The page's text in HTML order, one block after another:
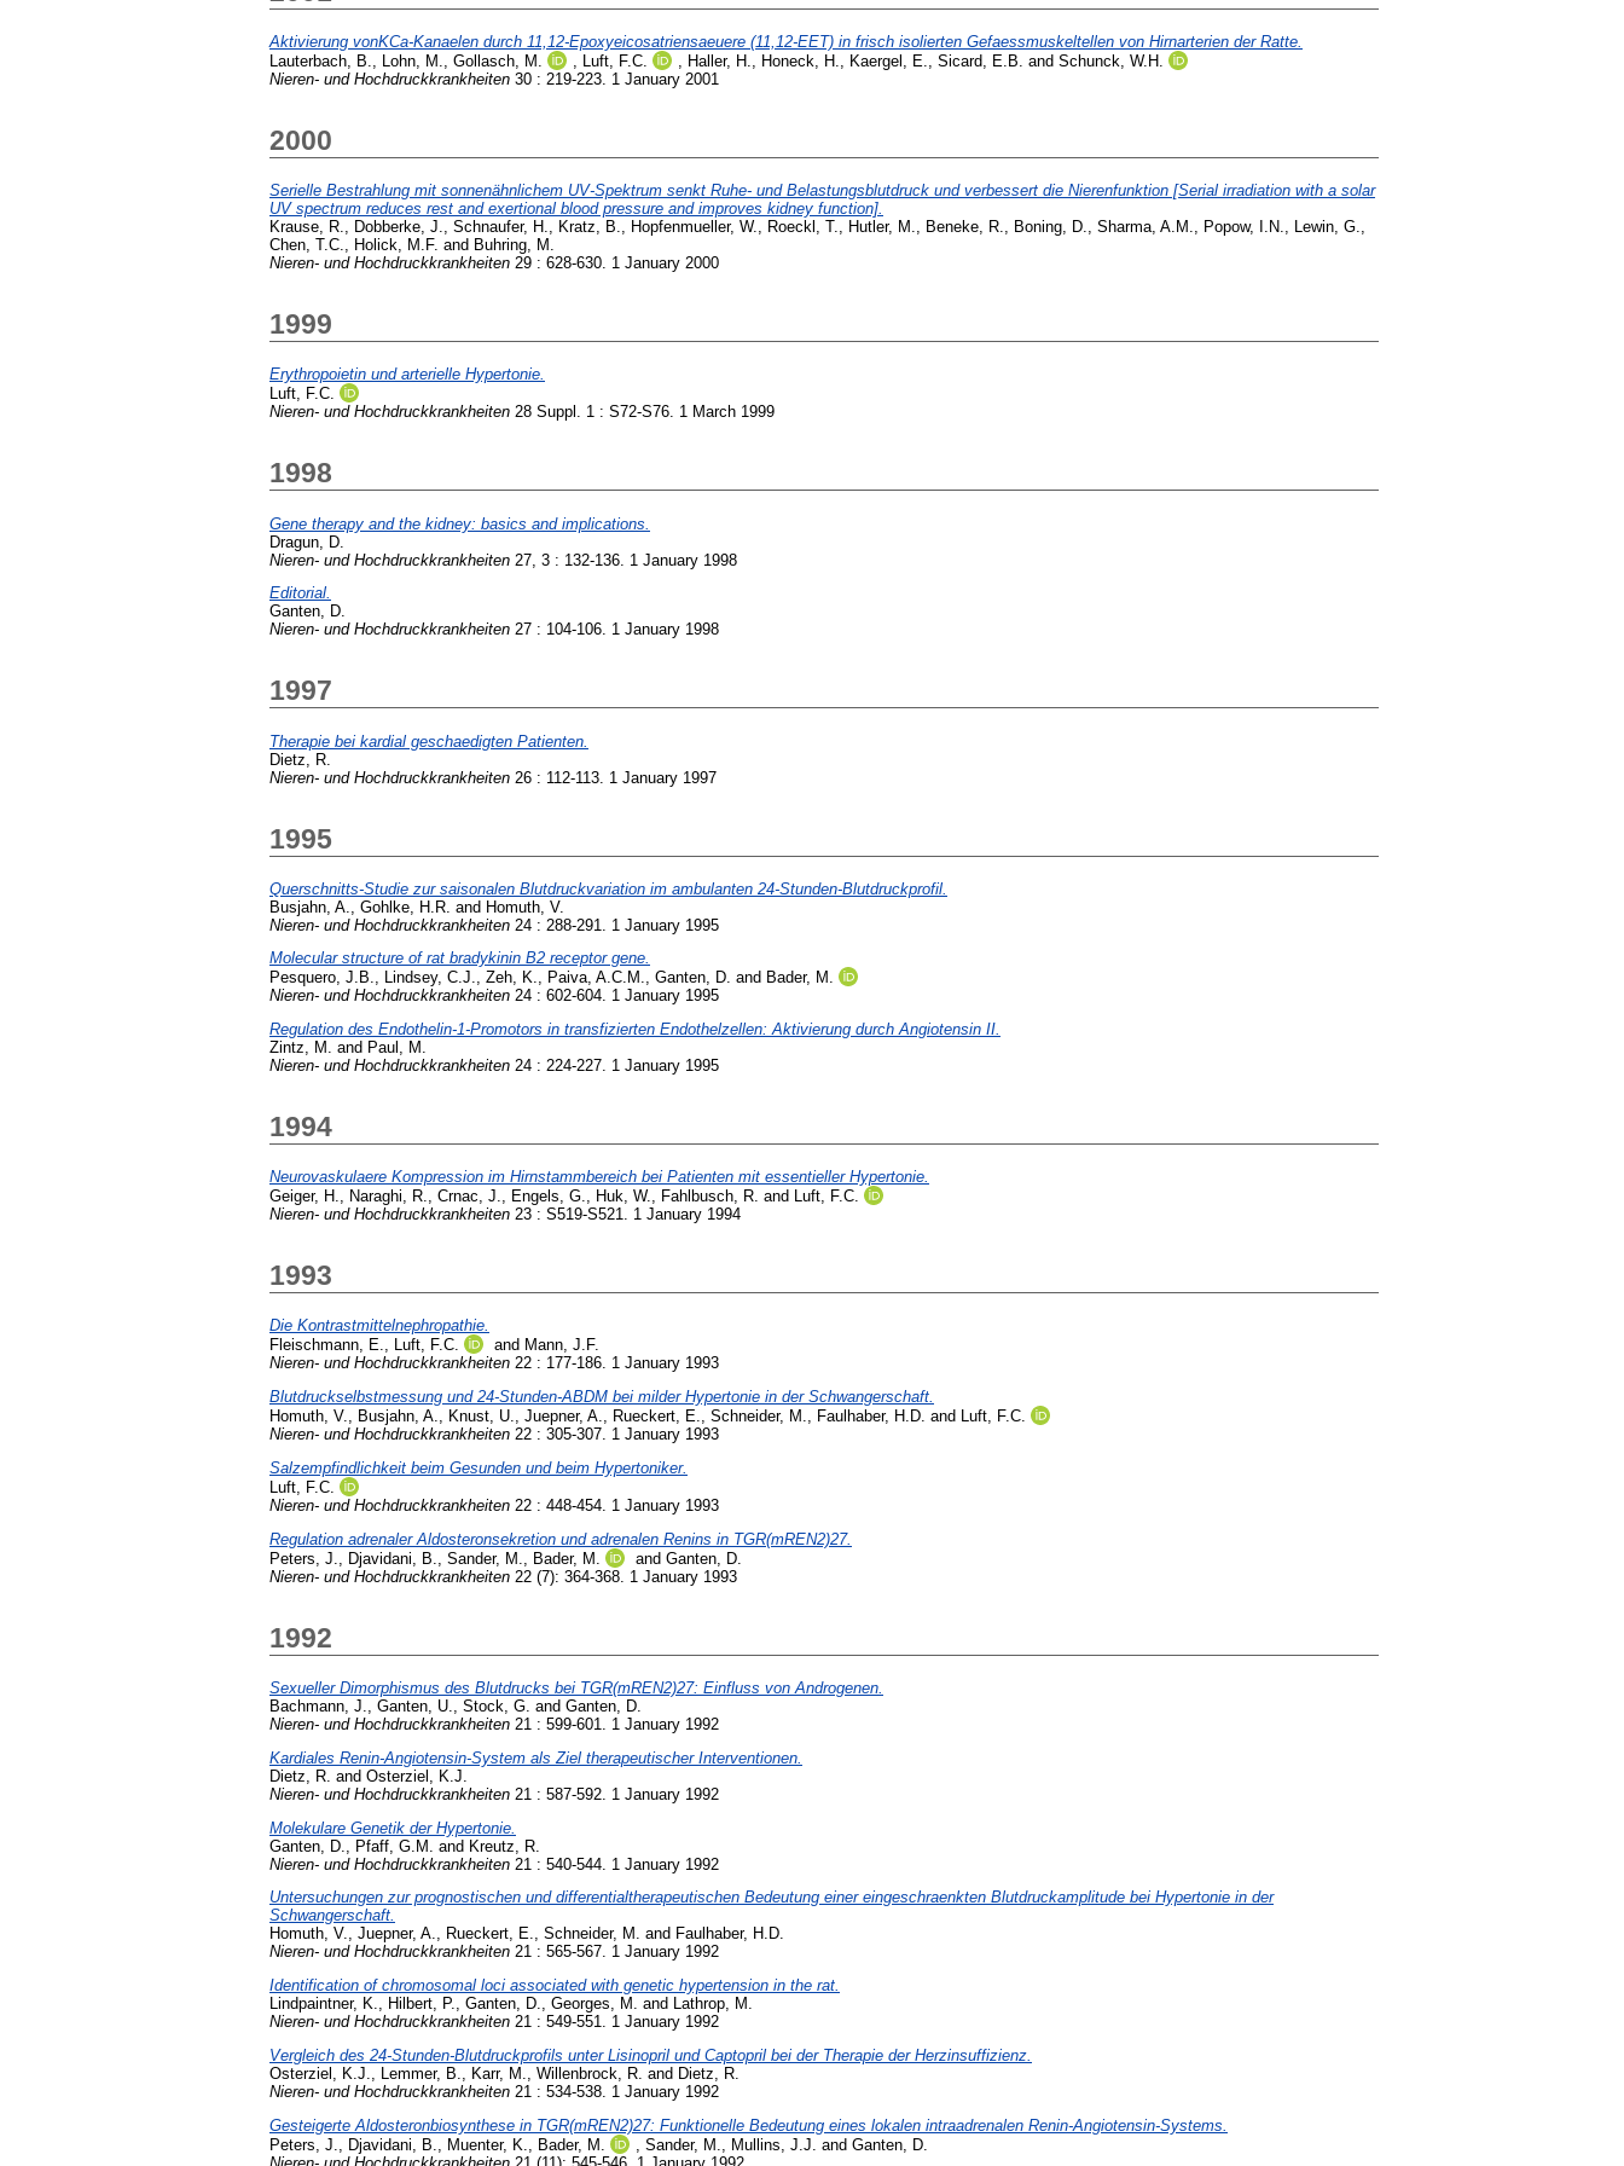
Aktivierung vonKCa-Kanaelen durch 11,12-Epoxyeicosatriensaeuere (11,12-EET) in frisch isolierten Gefaessmuskeltellen von Hirnarterien der Ratte.
Lauterbach, B., Lohn, M., Gollasch, M. , Luft, F.C. , Haller, H., Honeck, H., Kaergel, E., Sicard, E.B. and Schunck, W.H.
Nieren- und Hochdruckkrankheiten 30 : 219-223. 1 January 2001
2000
Serielle Bestrahlung mit sonnenähnlichem UV-Spektrum senkt Ruhe- und Belastungsblutdruck und verbessert die Nierenfunktion [Serial irradiation with a solar
UV spectrum reduces rest and exertional blood pressure and improves kidney function].
Krause, R., Dobberke, J., Schnaufer, H., Kratz, B., Hopfenmueller, W., Roeckl, T., Hutler, M., Beneke, R., Boning, D., Sharma, A.M., Popow, I.N., Lewin, G.,
Chen, T.C., Holick, M.F. and Buhring, M.
Nieren- und Hochdruckkrankheiten 29 : 628-630. 1 January 2000
1999
Erythropoietin und arterielle Hypertonie.
Luft, F.C.
Nieren- und Hochdruckkrankheiten 28 Suppl. 1 : S72-S76. 1 March 1999
1998
Gene therapy and the kidney: basics and implications.
Dragun, D.
Nieren- und Hochdruckkrankheiten 27, 3 : 132-136. 1 January 1998
Editorial.
Ganten, D.
Nieren- und Hochdruckkrankheiten 27 : 104-106. 1 January 1998
1997
Therapie bei kardial geschaedigten Patienten.
Dietz, R.
Nieren- und Hochdruckkrankheiten 26 : 112-113. 1 January 1997
1995
Querschnitts-Studie zur saisonalen Blutdruckvariation im ambulanten 24-Stunden-Blutdruckprofil.
Busjahn, A.
Gohlke, H.R. and Homuth, V.
Nieren- und Hochdruckkrankheiten 24 : 288-291. 1 January 1995
Molecular structure of rat bradykinin B2 receptor gene.
Pesquero, J.B., Lindsey, C.J., Zeh, K., Paiva, A.C.M., Ganten, D. and Bader, M.
Nieren- und Hochdruckkrankheiten 24 : 602-604. 1 January 1995
Regulation des Endothelin-1-Promotors in transfizierten Endothelzellen: Aktivierung durch Angiotensin II.
Zintz, M. and Paul, M.
Nieren- und Hochdruckkrankheiten 24 : 224-227. 1 January 1995
1994
Neurovaskulaere Kompression im Hirnstammbereich bei Patienten mit essentieller Hypertonie.
Geiger, H., Naraghi, R., Crnac, J., Engels, G., Huk, W., Fahlbusch, R. and Luft, F.C.
Nieren- und Hochdruckkrankheiten 23 : S519-S521. 1 January 1994
1993
Die Kontrastmittelnephropathie.
Fleischmann, E., Luft, F.C. and Mann, J.F.
Nieren- und Hochdruckkrankheiten 22 : 177-186. 1 January 1993
Blutdruckselbstmessung und 24-Stunden-ABDM bei milder Hypertonie in der Schwangerschaft.
Homuth, V., Busjahn, A., Knust, U., Juepner, A., Rueckert, E., Schneider, M., Faulhaber, H.D. and Luft, F.C.
Nieren- und Hochdruckkrankheiten 22 : 305-307. 1 January 1993
Salzempfindlichkeit beim Gesunden und beim Hypertoniker.
Luft, F.C.
Nieren- und Hochdruckkrankheiten 22 : 448-454. 1 January 1993
Regulation adrenaler Aldosteronsekretion und adrenalen Renins in TGR(mREN2)27.
Peters, J.
Djavidani, B. Sander, M. Bader, M. and Ganten, D.
Nieren- und Hochdruckkrankheiten 22 (7): 364-368. 1 January 1993
1992
Sexueller Dimorphismus des Blutdrucks bei TGR(mREN2)27: Einfluss von Androgenen.
Bachmann, J.
Ganten, U. Stock, G. and Ganten, D.
Nieren- und Hochdruckkrankheiten 21 : 599-601. 1 January 1992
Kardiales Renin-Angiotensin-System als Ziel therapeutischer Interventionen.
Dietz, R. and Osterziel, K.J.
Nieren- und Hochdruckkrankheiten 21 : 587-592. 1 January 1992
Molekulare Genetik der Hypertonie.
Ganten, D.
Pfaff, G.M. and Kreutz, R.
Nieren- und Hochdruckkrankheiten 21 : 540-544. 1 January 1992
Untersuchungen zur prognostischen und differentialtherapeutischen Bedeutung einer eingeschraenkten Blutdruckamplitude bei Hypertonie in der
Schwangerschaft.
Homuth, V., Juepner, A., Rueckert, E., Schneider, M. and Faulhaber, H.D.
Nieren- und Hochdruckkrankheiten 21 : 565-567. 1 January 1992
Identification of chromosomal loci associated with genetic hypertension in the rat.
Lindpaintner, K., Hilbert, P., Ganten, D., Georges, M. and Lathrop, M.
Nieren- und Hochdruckkrankheiten 21 : 549-551. 1 January 1992
Vergleich des 24-Stunden-Blutdruckprofils unter Lisinopril und Captopril bei der Therapie der Herzinsuffizienz.
Osterziel, K.J.
Lemmer, B. Karr, M. Willenbrock, R. and Dietz, R.
Nieren- und Hochdruckkrankheiten 21 : 534-538. 1 January 1992
Gesteigerte Aldosteronbiosynthese in TGR(mREN2)27: Funktionelle Bedeutung eines lokalen intraadrenalen Renin-Angiotensin-Systems.
Peters, J.
Djavidani, B. Muenter, K. Bader, M. Sander, M. Mullins, J.J. and Ganten, D.